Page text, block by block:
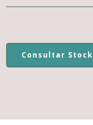
Consultar Stock